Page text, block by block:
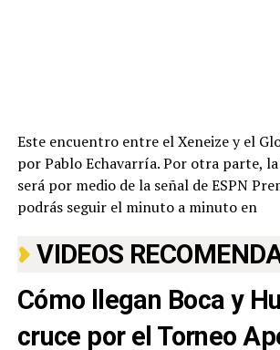
Este encuentro entre el Xeneize y el
por Pablo Echavarría. Por otra parte,
será por medio de la señal de ESPN
podrás seguir el minuto a minuto en
VIDEOS
Cómo llegan Boca y
cruce por el Torneo